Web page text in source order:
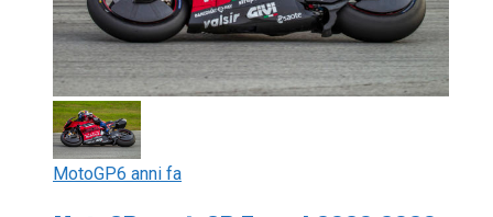
MotoGP6 anni fa